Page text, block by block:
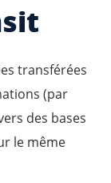
transférées
(par
des bases
le même